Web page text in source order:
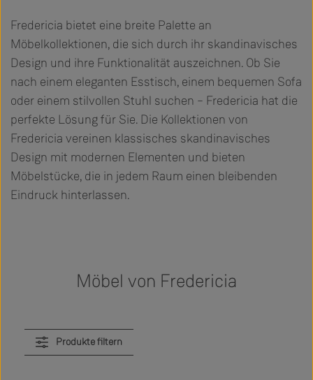
Fredericia bietet eine breite Palette an
Möbelkollektionen, die sich durch ihr skandinavisches
Design und ihre Funktionalität auszeichnen. Ob Sie
nach einem eleganten Esstisch, einem bequemen Sofa
oder einem stilvollen Stuhl suchen – Fredericia hat die
perfekte Lösung für Sie. Die Kollektionen von
Fredericia vereinen klassisches skandinavisches
Design mit modernen Elementen und bieten
Möbelstücke, die in jedem Raum einen bleibenden
Eindruck hinterlassen.
Möbel von Fredericia
Produkte filtern